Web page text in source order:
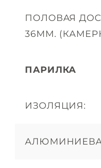
ПОЛОВАЯ
36ММ.
ПАРИЛКА
ИЗОЛЯЦИЯ: